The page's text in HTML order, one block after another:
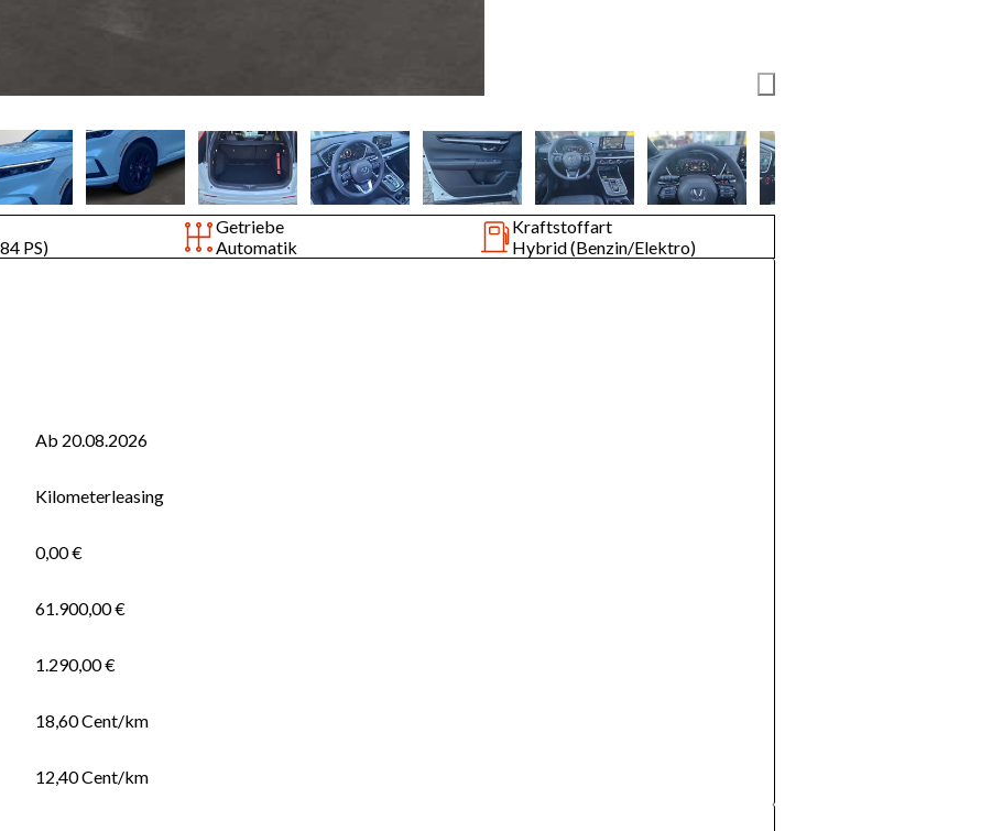
PS)
Getriebe
Automatik
Kraftstoffart
Hybrid (Benzin/Elektro)
Ab 20.08.2026
Kilometerleasing
0,00 €
61.900,00 €
1.290,00 €
18,60Cent/km
12,40Cent/km